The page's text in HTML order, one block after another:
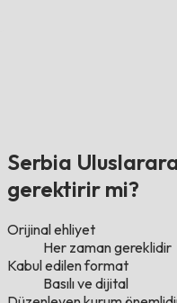
Serbia
gerektirir mi?
Orijinal ehliyet
Her zaman gereklidir
Kabul edilen format
Basılı ve dijital